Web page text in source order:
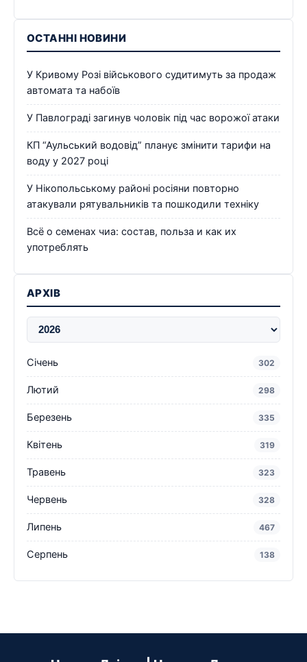
ОСТАННІ НОВИНИ
У Кривому Розі військового судитимуть за продаж
автомата та набоїв
У Павлограді загинув чоловік під час ворожої атаки
КП “Аульський водовід” планує змінити тарифи на
воду у 2027 році
У Нікопольському районі росіяни повторно
атакували рятувальників та пошкодили техніку
Всё о семенах чиа: состав, польза и как их
употреблять
АРХІВ
Січень 302
Лютий 298
Березень 335
Квітень 319
Травень 323
Червень 328
Липень 467
Серпень 138